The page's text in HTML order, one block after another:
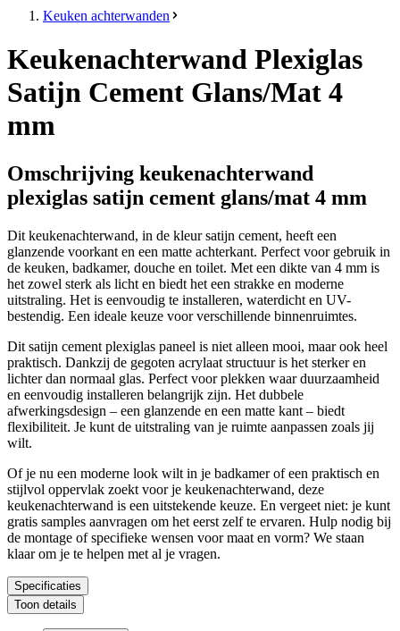
Keuken achterwanden
Keukenachterwand Plexiglas
Satijn Cement Glans/Mat 4
mm
Omschrijving keukenachterwand
plexiglas satijn cement glans/mat 4 mm
Dit keukenachterwand, in de kleur satijn cement, heeft een
glanzende voorkant en een matte achterkant. Perfect voor gebruik in
de keuken, badkamer, douche en toilet. Met een dikte van 4 mm is
het zowel sterk als licht en biedt het een strakke en moderne
uitstraling. Het is eenvoudig te installeren, waterdicht en UV-
bestendig. Een ideale keuze voor verschillende binnenruimtes.
Dit satijn cement plexiglas paneel is niet alleen mooi, maar ook heel
praktisch. Dankzij de gegoten acrylaat structuur is het sterker en
lichter dan normaal glas. Perfect voor plekken waar duurzaamheid
en eenvoudig installeren belangrijk zijn. Het dubbele
afwerkingsdesign – een glanzende en een matte kant – biedt
flexibiliteit. Je kunt de uitstraling van je ruimte aanpassen zoals jij
wilt.
Of je nu een moderne look wilt in je badkamer of een praktisch en
stijlvol oppervlak zoekt voor je keukenachterwand, deze
keukenachterwand is een uitstekende keuze. En vergeet niet: je kunt
gratis samples aanvragen om het eerst zelf te ervaren. Hulp nodig bij
de montage of specifieke wensen voor maat en vorm? We staan
klaar om je te helpen met al je vragen.
Specificaties
Toon details